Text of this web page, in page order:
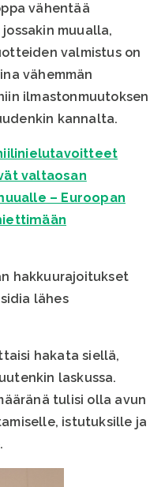
vähentää
muualla,
valmistus on
vähemmän
ilmastonmuutoksen
kannalta.
valtaosan
– Euroopan
hakkuurajoitukset
lähes
hakata siellä,
laskussa.
tulisi olla avun
istutuksille ja